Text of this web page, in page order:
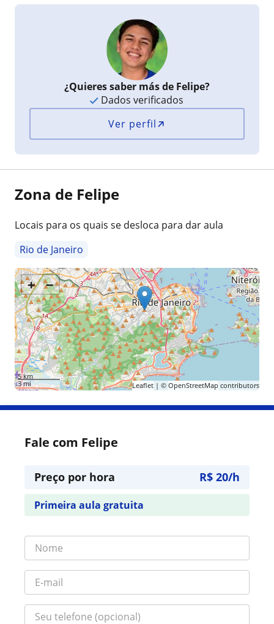
¿Quieres saber más de Felipe?
Dados verificados
Ver perfil
Zona de Felipe
Locais para os quais se desloca para dar aula
Rio de Janeiro
+ −
5 km
3 mi
Leaflet| © OpenStreetMap contributors
Fale com Felipe
Preço por hora R$ 20/h
Primeira aula gratuita